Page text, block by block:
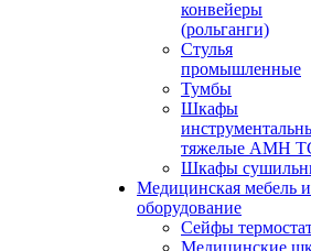
конвейеры
(рольганги)
Стулья
промышленные
Тумбы
Шкафы
тяжелые АМН
Шкафы
Медицинская мебель и
оборудование
Сейфы
Медицинские